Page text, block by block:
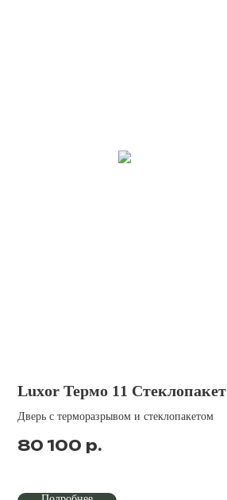
Luxor Термо 11 Стеклопакет
Дверь с терморазрывом и стеклопакетом
80 100 р.